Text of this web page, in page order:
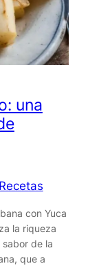
una
Recetas
con Yuca
la riqueza
de la
que a